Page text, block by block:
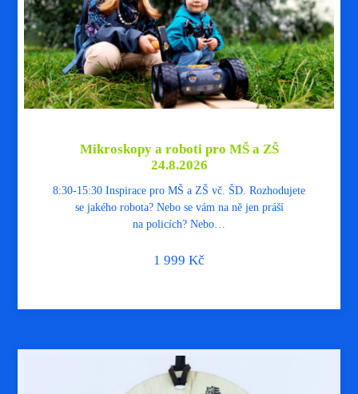
Mikroskopy a roboti pro MŠ a ZŠ
24.8.2026
8:30-15:30 Inspirace pro MŠ a ZŠ vč. ŠD. Rozhodujete
se jakého robota? Nebo se vám na ně jen práší
na policích? Nebo…
1 999 Kč